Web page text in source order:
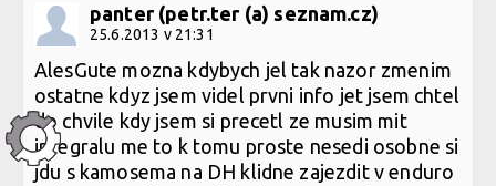
panter (petr.ter (a) seznam.cz)
25.6.2013 v 21:31
AlesGute mozna kdybych jel tak nazor zmenim
ostatne kdyz jsem videl prvni info jet jsem chtel
do chvile kdy jsem si precetl ze musim mit
integralu me to k tomu proste nesedi osobne si
jdu s kamosema na DH klidne zajezdit v enduro